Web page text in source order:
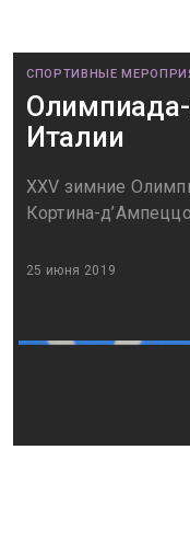
СПОРТИВНЫЕ
Италии
XXV зимние
Кортина-д’Ампеццо
25 июня 2019